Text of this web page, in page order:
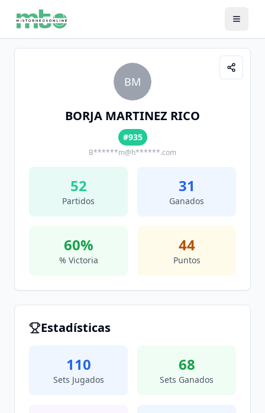
BM
BORJA MARTINEZ RICO
#935
B******m@h******.com
52
Partidos
31
Ganados
60%
% Victoria
44
Puntos
Estadísticas
110
Sets Jugados
68
Sets Ganados